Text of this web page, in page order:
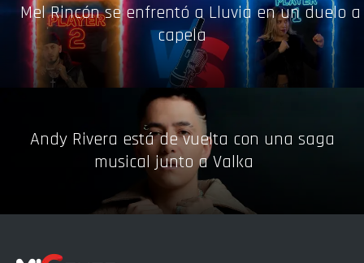
Mel Rincón se enfrentó a Lluvia en un duelo a
capela
Andy Rivera está de vuelta con una saga
musical junto a Valka